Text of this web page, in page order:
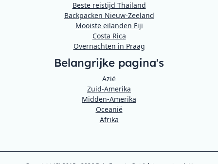
Beste reistijd Thailand
Backpacken Nieuw-Zeeland
Mooiste eilanden Fiji
Costa Rica
Overnachten in Praag
Belangrijke pagina's
Azië
Zuid-Amerika
Midden-Amerika
Oceanië
Afrika